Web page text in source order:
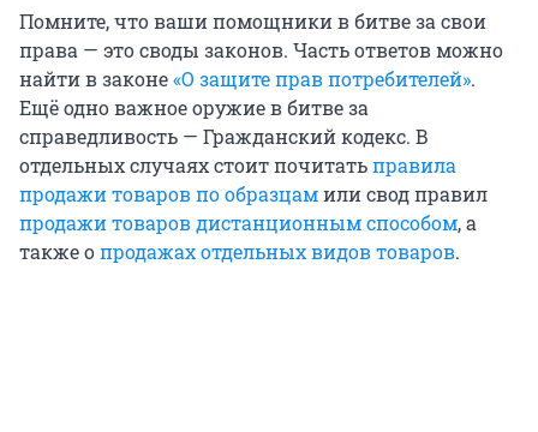
Помните, что ваши помощники в битве за свои
права — это своды законов. Часть ответов можно
найти в законе«О защите прав потребителей».
Ещё одно важное оружие в битве за
справедливость — Гражданский кодекс. В
отдельных случаях стоит почитатьправила
продажи товаров по образцамили свод правил
продажи товаров дистанционным способом, а
также опродажах отдельных видов товаров.